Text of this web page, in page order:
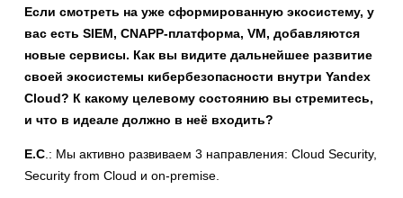
Если смотреть на уже сформированную экосистему, у
вас есть SIEM, CNAPP-платформа, VM, добавляются
новые сервисы. Как вы видите дальнейшее развитие
своей экосистемы кибербезопасности внутри Yandex
Cloud? К какому целевому состоянию вы стремитесь,
и что в идеале должно в неё входить?
Е.С .: Мы активно развиваем 3 направления: Cloud Security,
Security from Cloud и on-premise.